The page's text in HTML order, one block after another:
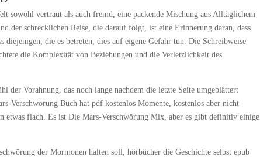
sowohl vertraut als auch fremd, eine packende Mischung aus Alltäglichem
der schrecklichen Reise, die darauf folgt, ist eine Erinnerung daran, dass
diejenigen, die es betreten, dies auf eigene Gefahr tun. Die Schreibweise
die Komplexität von Beziehungen und die Verletzlichkeit des
der Vorahnung, das noch lange nachdem die letzte Seite umgeblättert
Verschwörung Buch hat pdf kostenlos Momente, kostenlos aber nicht
etwas flach. Es ist Die Mars-Verschwörung Mix, aber es gibt definitiv einige
der Mormonen halten soll, hörbücher die Geschichte selbst epub